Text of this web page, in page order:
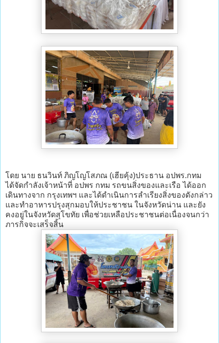
โดย นาย ธนวินท์ ภิญโญโสภณ (เฮียคุ้ง)ประธาน อปพร.กทม
ได้จัดกำลังเจ้าหน้าที่ อปพร กทม รถขนสิ่งของและเรือ ได้ออก
เดินทางจาก กรุงเทพฯ และได้ดำเนินการลำเรียงสิ่งของดังกล่าว
และทำอาหารปรุงสุกมอบให้ประชาชน ในจังหวัดน่าน และยัง
คงอยู่ในจังหวัดสุโขทัย เพื่อช่วยเหลือประชาชนต่อเนื่องจนกว่า
ภารกิจจะเสร็จสิ้น